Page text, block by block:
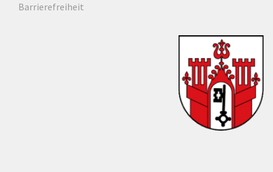
Barrierefreiheit